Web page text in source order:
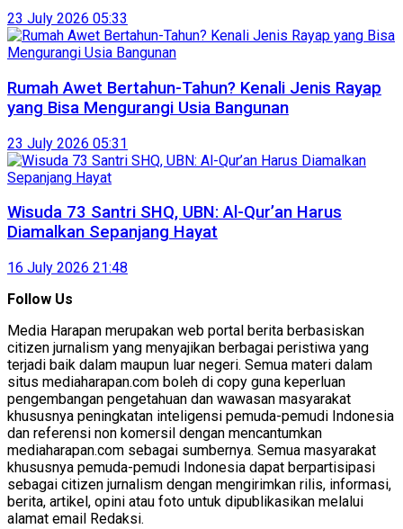
23 July 2026 05:33
Rumah Awet Bertahun-Tahun? Kenali Jenis Rayap
yang Bisa Mengurangi Usia Bangunan
23 July 2026 05:31
Wisuda 73 Santri SHQ, UBN: Al-Qur’an Harus
Diamalkan Sepanjang Hayat
16 July 2026 21:48
Follow Us
Media Harapan merupakan web portal berita berbasiskan
citizen jurnalism yang menyajikan berbagai peristiwa yang
terjadi baik dalam maupun luar negeri. Semua materi dalam
situs mediaharapan.com boleh di copy guna keperluan
pengembangan pengetahuan dan wawasan masyarakat
khususnya peningkatan inteligensi pemuda-pemudi Indonesia
dan referensi non komersil dengan mencantumkan
mediaharapan.com sebagai sumbernya. Semua masyarakat
khususnya pemuda-pemudi Indonesia dapat berpartisipasi
sebagai citizen jurnalism dengan mengirimkan rilis, informasi,
berita, artikel, opini atau foto untuk dipublikasikan melalui
alamat email Redaksi.